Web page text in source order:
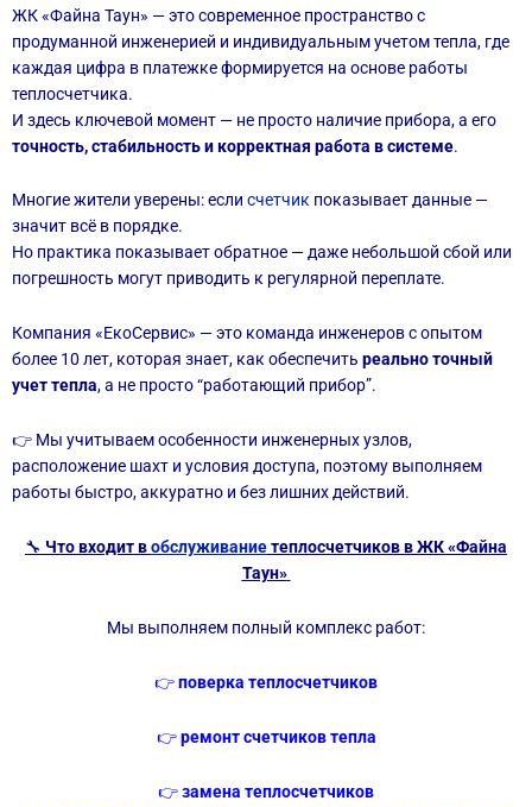
ЖК «Файна Таун» — это современное пространство с
продуманной инженерией и индивидуальным учетом тепла, где
каждая цифра в платежке формируется на основе работы
теплосчетчика.
И здесь ключевой момент — не просто наличие прибора, а его
точность, стабильность и корректная работа в системе.
Многие жители уверены: если счетчик показывает данные —
значит всё в порядке.
Но практика показывает обратное — даже небольшой сбой или
погрешность могут приводить к регулярной переплате.
Компания «ЕкоСервис» — это команда инженеров с опытом
более 10 лет, которая знает, как обеспечить реально точный
учет тепла, а не просто “работающий прибор”.
👉 Мы учитываем особенности инженерных узлов,
расположение шахт и условия доступа, поэтому выполняем
работы быстро, аккуратно и без лишних действий.
🔧 Что входит вобслуживаниетеплосчетчиков в ЖК «Файна
Таун»
Мы выполняем полный комплекс работ:
👉поверка теплосчетчиков
👉ремонт счетчиков тепла
👉замена теплосчетчиков